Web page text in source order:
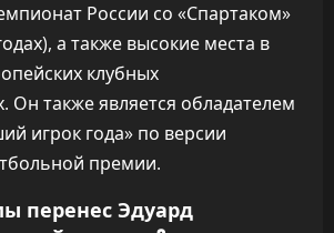
России со «Спартаком»
а также высокие места в
клубных
Он также является обладателем
игрок года» по версии
премии.
перенес Эдуард